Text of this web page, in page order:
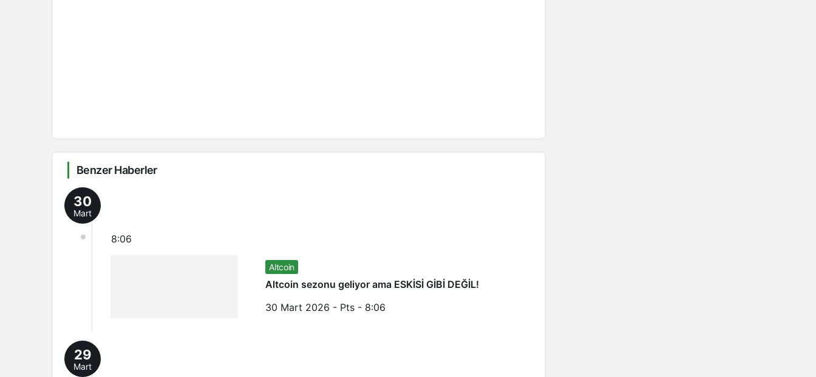
Benzer Haberler
30
Mart
8:06
Altcoin
Altcoin sezonu geliyor ama ESKİSİ GİBİ DEĞİL!
30 Mart 2026 - Pts - 8:06
29
Mart